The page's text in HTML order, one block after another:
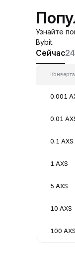
Узнайте
Bybit.
Сейчас
0.001
0.01
0.1 AXS
1 AXS
5 AXS
10 AXS
100 AXS